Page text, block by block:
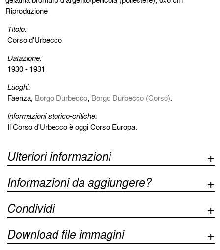
Riproduzione
Titolo:
Corso d'Urbecco
Datazione:
1930 - 1931
Luoghi:
Faenza, Borgo Durbecco, Borgo Durbecco (Corso).
Informazioni storico-critiche:
Il Corso d'Urbecco è oggi Corso Europa.
Ulteriori informazioni
Informazioni da aggiungere?
Condividi
Download file immagini